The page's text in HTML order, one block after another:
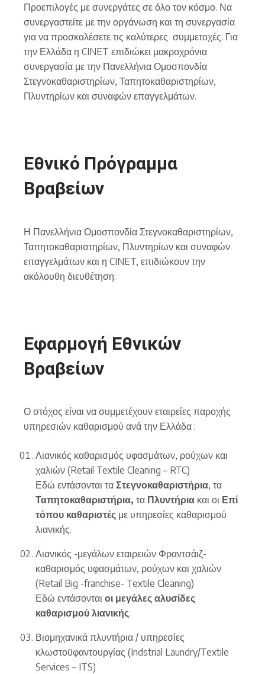
Προεπιλογές με συνεργάτες σε όλο τον κόσμο. Να
συνεργαστείτε με την οργάνωση και τη συνεργασία
για να προσκαλέσετε τις καλύτερες συμμετοχές. Για
την Ελλάδα η CINET επιδιώκει μακροχρόνια
συνεργασία με την Πανελλήνια Ομοσπονδία
Στεγνοκαθαριστηρίων, Ταπητοκαθαριστηρίων,
Πλυντηρίων και συναφών επαγγελμάτων.
Εθνικό Πρόγραμμα
Βραβείων
Η Πανελλήνια Ομοσπονδία Στεγνοκαθαριστηρίων,
Ταπητοκαθαριστηρίων, Πλυντηρίων και συναφών
επαγγελμάτων και η CINET, επιδιώκουν την
ακόλουθη διευθέτηση:
Εφαρμογή Εθνικών
Βραβείων
Ο στόχος είναι να συμμετέχουν εταιρείες παροχής
υπηρεσιών καθαρισμού ανά την Ελλάδα :
Λιανικός καθαρισμός υφασμάτων, ρούχων και
χαλιών (Retail Textile Cleaning – RTC)
Εδώ εντάσονται τα Στεγνοκαθαριστήρια, τα
Ταπητοκαθαριστήρια, τα Πλυντήρια και οι Επί
τόπου καθαριστές με υπηρεσίες καθαρισμού
λιανικής.
Λιανικός -μεγάλων εταιρειών Φραντσάιζ-
καθαρισμός υφασμάτων, ρούχων και χαλιών
(Retail Big -franchise- Textile Cleaning)
Εδώ εντάσονται οι μεγάλες αλυσίδες
καθαρισμού λιανικής.
Βιομηχανικά πλυντήρια / υπηρεσίες
κλωστοϋφαντουργίας (Indstrial Laundry/Textile
Services – ITS)